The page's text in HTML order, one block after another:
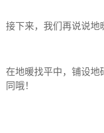
接下来，我们再说说地
在地暖找平中，铺设
同哦！